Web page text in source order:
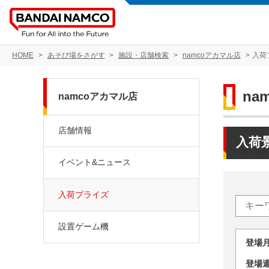
HOME あそび場をさがす 施設・店舗検索 namcoアカマル店 入荷
入荷
登
登
namcoアカマル店
店舗情報
イベント&ニュース
入荷プライズ
設置ゲーム機